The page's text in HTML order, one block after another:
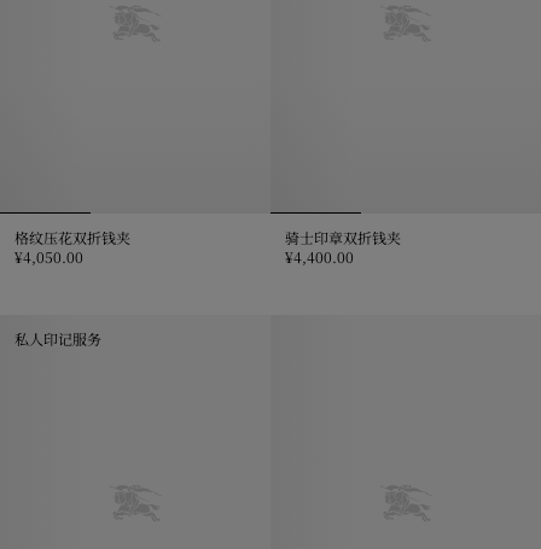
格纹压花双折钱夹
¥4,050.00
骑士印章双折钱夹
¥4,400.00
私人印记服务